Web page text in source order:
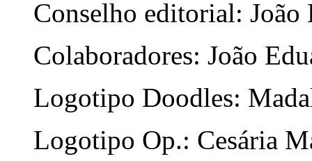
Conselho editorial: João
Colaboradores: João
Logotipo Doodles:
Logotipo Op.: Cesária